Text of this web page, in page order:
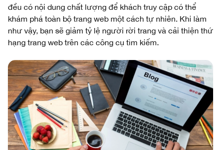
đều có nội dung chất lượng để khách truy cập có thể
khám phá toàn bộ trang web một cách tự nhiên. Khi làm
như vậy, bạn sẽ giảm tỷ lệ người rời trang và cải thiện thứ
hạng trang web trên các công cụ tìm kiếm.